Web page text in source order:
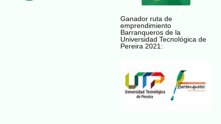
Ganador ruta de
emprendimiento
Barranqueros de la
Universidad Tecnológica de
Pereira 2021: